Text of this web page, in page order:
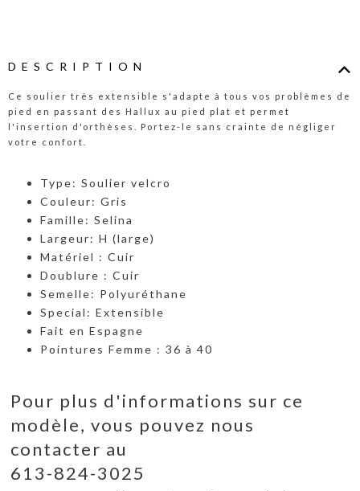
DESCRIPTION
Ce soulier très extensible s'adapte à tous vos problèmes de
pied en passant des Hallux au pied plat et permet
l'insertion d'orthèses. Portez-le sans crainte de négliger
votre confort.
Type: Soulier velcro
Couleur: Gris
Famille: Selina
Largeur: H (large)
Matériel : Cuir
Doublure : Cuir
Semelle: Polyuréthane
Special: Extensible
Fait en Espagne
Pointures Femme : 36 à 40
Pour plus d'informations sur ce
modèle, vous pouvez nous
contacter au
613-824-3025